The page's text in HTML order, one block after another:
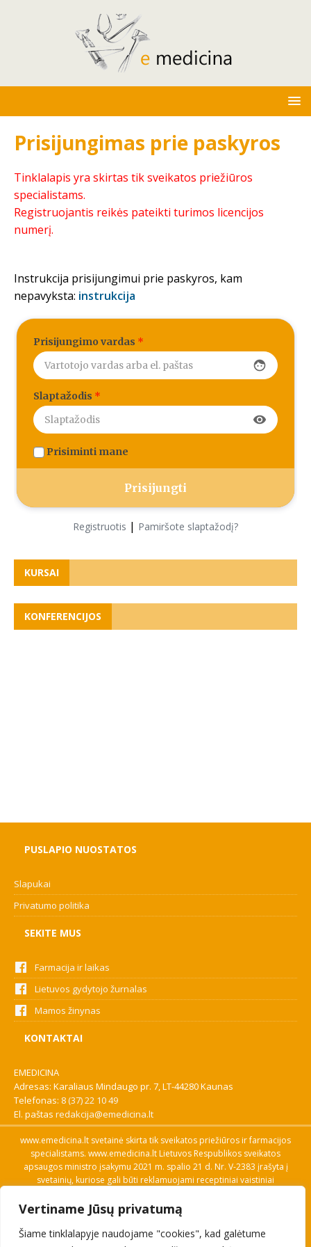
Vertiname Jūsų privatumą
Šiame tinklalapyje naudojame "cookies", kad galėtume
Prisijungimas prie paskyros
Tinklalapis yra skirtas tik sveikatos priežiūros
specialistams.
Registruojantis reikės pateikti turimos licencijos
numerį.
Instrukcija prisijungimui prie paskyros, kam
nepavyksta: instrukcija
Prisijungimo vardas *
face
Slaptažodis *
visibility
Prisiminti mane
Registruotis | Pamiršote slaptažodį?
KURSAI
KONFERENCIJOS
PUSLAPIO NUOSTATOS
Slapukai
Privatumo politika
SEKITE MUS
Farmacija ir laikas
Lietuvos gydytojo žurnalas
Mamos žinynas
KONTAKTAI
EMEDICINA
Adresas: Karaliaus Mindaugo pr. 7, LT-44280 Kaunas
Telefonas: 8 (37) 22 10 49
El. paštas redakcija@emedicina.lt
www.emedicina.lt svetainė skirta tik sveikatos priežiūros ir farmacijos
specialistams. www.emedicina.lt Lietuvos Respublikos sveikatos
apsaugos ministro įsakymu 2021 m. spalio 21 d. Nr. V-2383 įrašyta į
svetainių, kuriose gali būti reklamuojami receptiniai vaistiniai
savo profesinę kvalifikaciją. Naudingos nuorodos: Vaistų ir medicinos
pagalbos priemonių kainų paieška, VVKT tinklalapis, Sveikatos
priežiūros ar farmacijos specialisto pranešimo apie įtariamą